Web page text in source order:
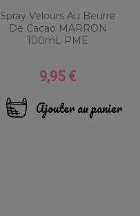
Spray Velours Au Beurre
De Cacao MARRON
100mL PME
Prix
9,95 €
Ajouter au panier